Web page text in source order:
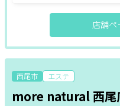
店舗ペ
西尾市 エステ
more natural 西尾